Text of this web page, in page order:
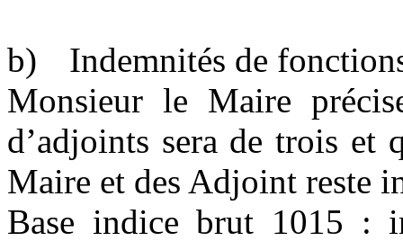
b)
Indemnités de
Monsieur le Maire
d’adjoints sera de trois et
Maire et des Adjoint reste
Base indice brut 1015 :